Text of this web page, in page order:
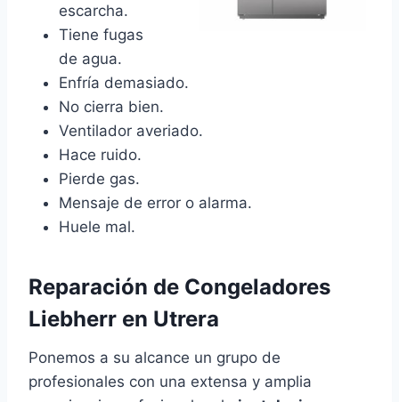
escarcha.
Tiene fugas
de agua.
Enfría demasiado.
No cierra bien.
Ventilador averiado.
Hace ruido.
Pierde gas.
Mensaje de error o alarma.
Huele mal.
Reparación de Congeladores
Liebherr en Utrera
Ponemos a su alcance un grupo de
profesionales con una extensa y amplia